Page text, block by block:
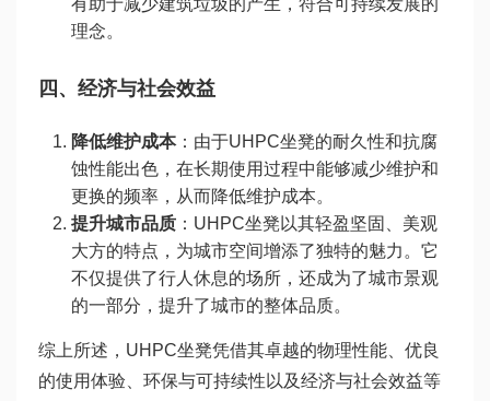
有助于减少建筑垃圾的产生，符合可持续发展的
理念。
四、经济与社会效益
降低维护成本：由于UHPC坐凳的耐久性和抗腐
蚀性能出色，在长期使用过程中能够减少维护和
更换的频率，从而降低维护成本。
提升城市品质 ：UHPC坐凳以其轻盈坚固、美观
大方的特点，为城市空间增添了独特的魅力。它
不仅提供了行人休息的场所，还成为了城市景观
的一部分，提升了城市的整体品质。
综上所述，UHPC坐凳凭借其卓越的物理性能、优良
的使用体验、环保与可持续性以及经济与社会效益等